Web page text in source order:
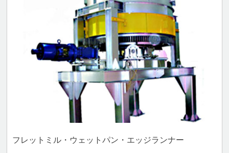
フレットミル・ウェットパン・エッジランナー